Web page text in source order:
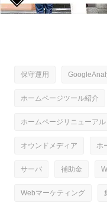
保守運用
ホームページツール紹介
ホームページリニューアル
オウンドメディア ホ
サーバ 補助金
Webマーケティング